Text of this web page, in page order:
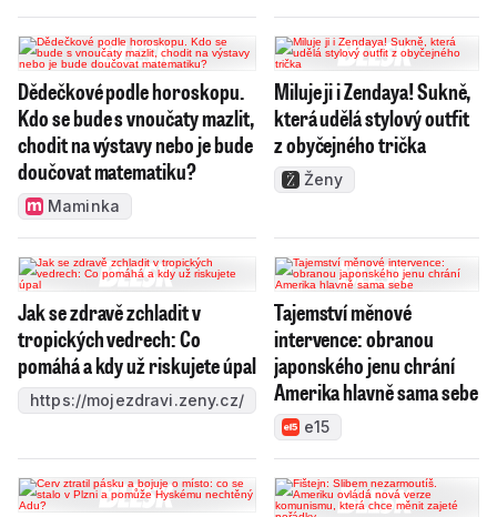
Dědečkové podle horoskopu.
Kdo se bude s vnoučaty mazlit,
chodit na výstavy nebo je bude
doučovat matematiku?
Maminka
Miluje ji i Zendaya! Sukně,
která udělá stylový outfit
z obyčejného trička
Ženy
Jak se zdravě zchladit v
tropických vedrech: Co
pomáhá a kdy už riskujete úpal
https://mojezdravi.zeny.cz/
Tajemství měnové
intervence: obranou
japonského jenu chrání
Amerika hlavně sama sebe
e15